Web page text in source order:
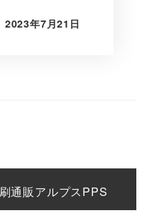
2023年7月21日
通販アルプスPPS